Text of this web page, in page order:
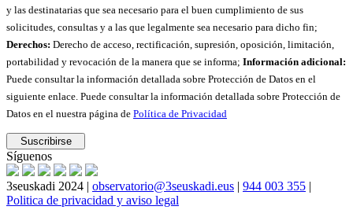
y las destinatarias que sea necesario para el buen cumplimiento de sus
solicitudes, consultas y a las que legalmente sea necesario para dicho fin;
Derechos: Derecho de acceso, rectificación, supresión, oposición, limitación,
portabilidad y revocación de la manera que se informa; Información adicional:
Puede consultar la información detallada sobre Protección de Datos en el
siguiente enlace. Puede consultar la información detallada sobre Protección de
Datos en el nuestra página de Política de Privacidad
Síguenos
3seuskadi 2024 | observatorio@3seuskadi.eus | 944 003 355 |
Politica de privacidad y aviso legal